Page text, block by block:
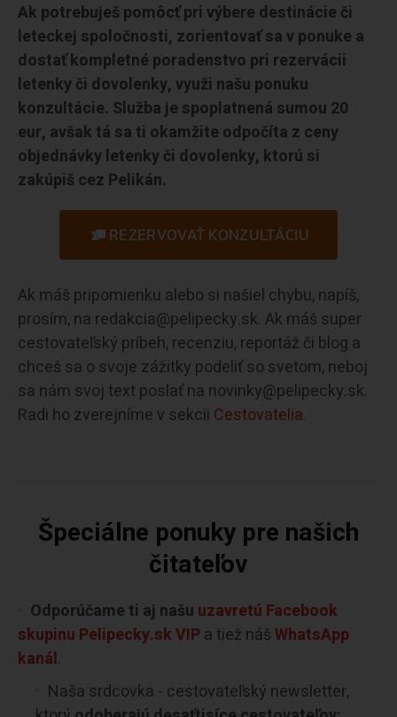
Ak potrebuješ pomôcť pri výbere destinácie či
leteckej spoločnosti, zorientovať sa v ponuke a
dostať kompletné poradenstvo pri rezervácii
letenky či dovolenky, využi našu ponuku
konzultácie. Služba je spoplatnená sumou 20
eur, avšak tá sa ti okamžite odpočíta z ceny
objednávky letenky či dovolenky, ktorú si
zakúpiš cez Pelikán.
REZERVOVAŤ KONZULTÁCIU
Ak máš pripomienku alebo si našiel chybu, napíš,
prosím, na redakcia@pelipecky.sk. Ak máš super
cestovateľský príbeh, recenziu, reportáž či blog a
chceš sa o svoje zážitky podeliť so svetom, neboj
sa nám svoj text poslať na novinky@pelipecky.sk.
Radi ho zverejníme v sekcii Cestovatelia.
Špeciálne ponuky pre našich
čitateľov
Odporúčame ti aj našu uzavretú Facebook
skupinu Pelipecky.sk VIP a tiež nášWhatsApp
kanál.
Naša srdcovka - cestovateľský newsletter,